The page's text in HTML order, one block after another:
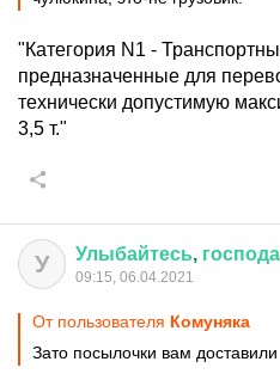
"Категория N1 -
предназначенные для
технически допустимую
3,5 т."
У Улыбайтесь, господа
09:15, 06.04.2021
От пользователя Комуняка
Зато посылочки вам доставили